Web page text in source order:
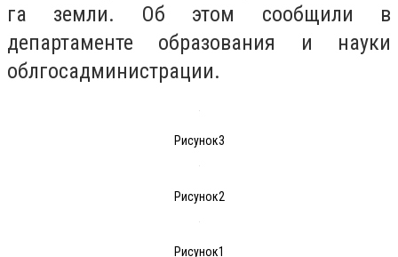
га земли. Об этом сообщили в
департаменте образования и науки
облгосадминистрации.
Рисунок3
Рисунок2
Рисунок1